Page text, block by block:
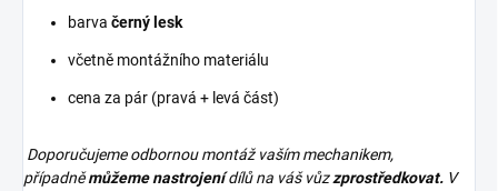
barva černý lesk
včetně montážního materiálu
cena za pár (pravá + levá část)
Doporučujeme odbornou montáž vaším mechanikem,
případněmůžeme nastrojení dílů na váš vůzzprostředkovat. V